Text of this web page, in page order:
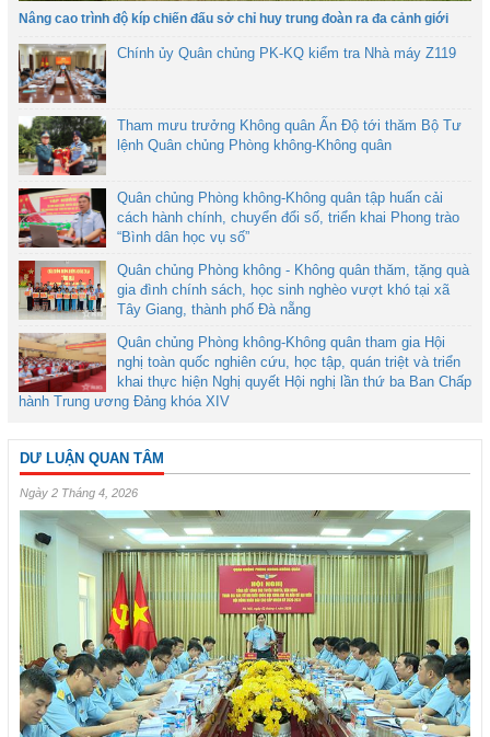
Nâng cao trình độ kíp chiến đấu sở chỉ huy trung đoàn ra đa cảnh giới
Chính ủy Quân chủng PK-KQ kiểm tra Nhà máy Z119
Tham mưu trưởng Không quân Ấn Độ tới thăm Bộ Tư
lệnh Quân chủng Phòng không-Không quân
Quân chủng Phòng không-Không quân tập huấn cải
cách hành chính, chuyển đổi số, triển khai Phong trào
“Bình dân học vụ số”
Quân chủng Phòng không - Không quân thăm, tặng quà
gia đình chính sách, học sinh nghèo vượt khó tại xã
Tây Giang, thành phố Đà nẵng
Quân chủng Phòng không-Không quân tham gia Hội
nghị toàn quốc nghiên cứu, học tập, quán triệt và triển
khai thực hiện Nghị quyết Hội nghị lần thứ ba Ban Chấp
hành Trung ương Đảng khóa XIV
DƯ LUẬN QUAN TÂM
Ngày 2 Tháng 4, 2026